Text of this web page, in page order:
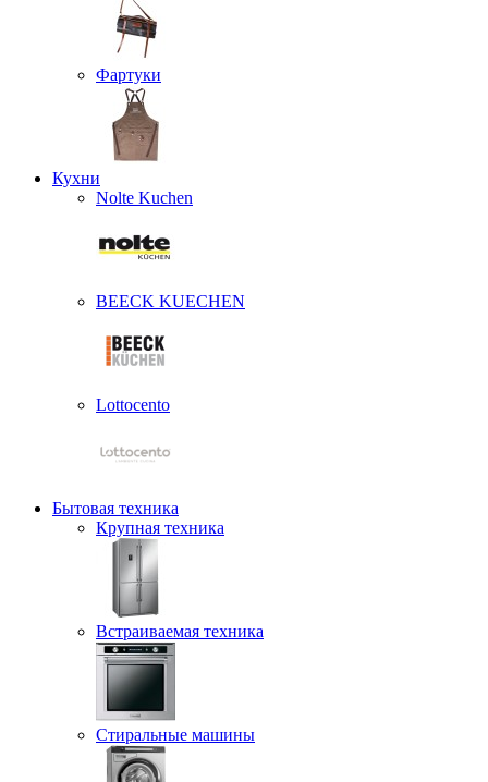
Фартуки
Кухни
Nolte Kuchen
BEECK KUECHEN
Lottocento
Бытовая техника
Крупная техника
Встраиваемая техника
Стиральные машины